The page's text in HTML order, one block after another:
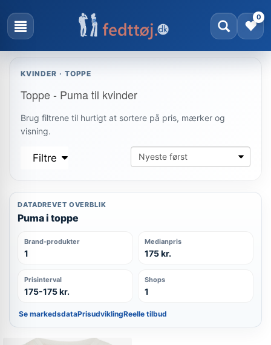
0
KVINDER · TOPPE
Toppe - Puma til kvinder
Brug filtrene til hurtigt at sortere på pris, mærker og
visning.
Filtre
DATADREVET OVERBLIK
Puma i toppe
Brand-produkter
1
Medianpris
175 kr.
Prisinterval
175-175 kr.
Shops
1
Se markedsdataPrisudviklingReelle tilbud